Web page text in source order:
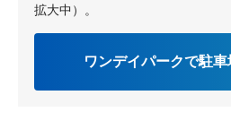
拡大中）。
ワンデイパークで駐